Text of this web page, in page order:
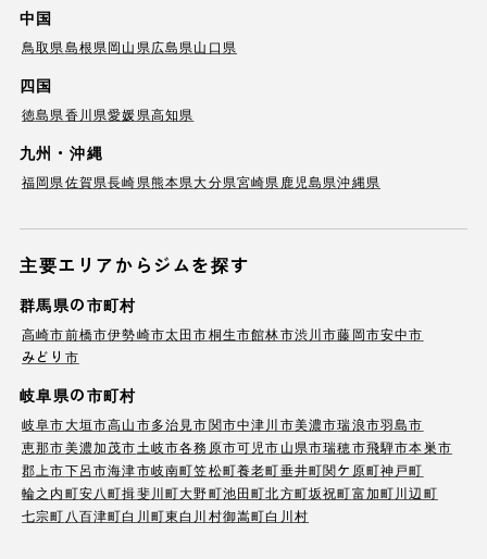
中国
鳥取県島根県岡山県広島県山口県
四国
徳島県香川県愛媛県高知県
九州・沖縄
福岡県佐賀県長崎県熊本県大分県宮崎県 鹿児島県沖縄県
主要エリアからジムを探す
群馬県の市町村
高崎市前橋市伊勢崎市太田市桐生市館林市渋川市藤岡市安中市
みどり市
岐阜県の市町村
岐阜市大垣市高山市多治見市関市中津川市美濃市瑞浪市羽島市
恵那市美濃加茂市土岐市各務原市可児市山県市瑞穂市飛騨市本巣市
郡上市下呂市海津市岐南町笠松町養老町垂井町関ケ原町神戸町
輪之内町安八町揖斐川町大野町池田町北方町坂祝町富加町川辺町
七宗町 八百津町白川町東白川村御嵩町白川村